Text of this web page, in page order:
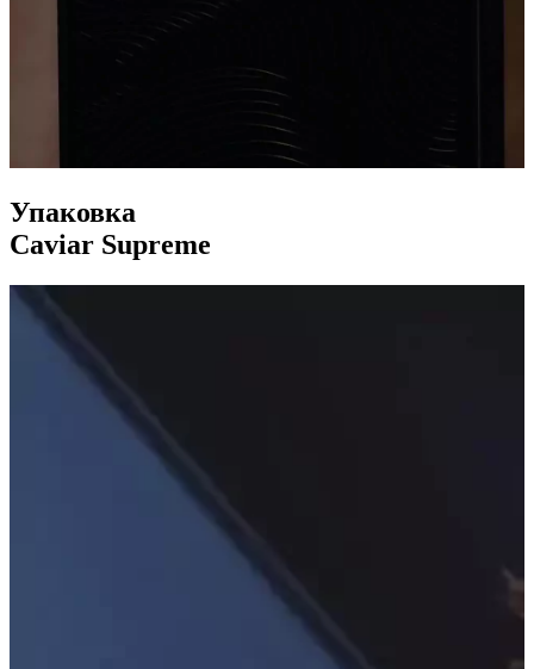
Упаковка
Caviar Supreme